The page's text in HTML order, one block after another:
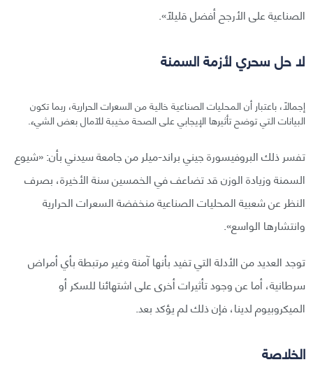
الصناعية على الأرجح أفضل قليلًا».
لا حل سحري لأزمة السمنة
إجمالًا، باعتبار أن المحليات الصناعية خالية من السعرات الحرارية، ربما تكون
البيانات التي توضح تأثيرها الإيجابي على الصحة مخيبة للآمال بعض الشيء.
تفسر ذلك البروفيسورة جيني براند-ميلر من جامعة سيدني بأن: «شيوع
السمنة وزيادة الوزن قد تضاعف في الخمسين سنة الأخيرة، بصرف
النظر عن شعبية المحليات الصناعية منخفضة السعرات الحرارية
وانتشارها الواسع».
توجد العديد من الأدلة التي تفيد بأنها آمنة وغير مرتبطة بأي أمراض
سرطانية، أما عن وجود تأثيرات أخرى على اشتهائنا للسكر أو
الميكروبيوم لدينا، فإن ذلك لم يؤكد بعد.
الخلاصة